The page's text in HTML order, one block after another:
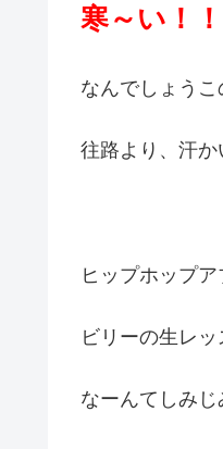
寒～い！！
なんでしょうこ
往路より、汗か
ヒップホップ
ビリーの生レ
なーんてしみじ